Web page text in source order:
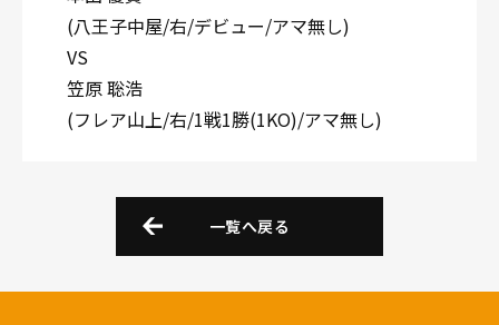
(八王子中屋/右/デビュー/アマ無し)
VS
笠原 聡浩
(フレア山上/右/1戦1勝(1KO)/アマ無し)
一覧へ戻る